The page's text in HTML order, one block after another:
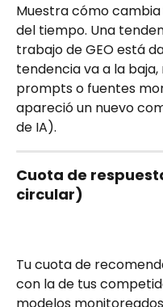
Muestra cómo cambia
del tiempo. Una
trabajo de GEO está
tendencia va a la
prompts o fuentes
apareció un nuevo
de IA).
Cuota de
circular)
Tu cuota de
con la de tus